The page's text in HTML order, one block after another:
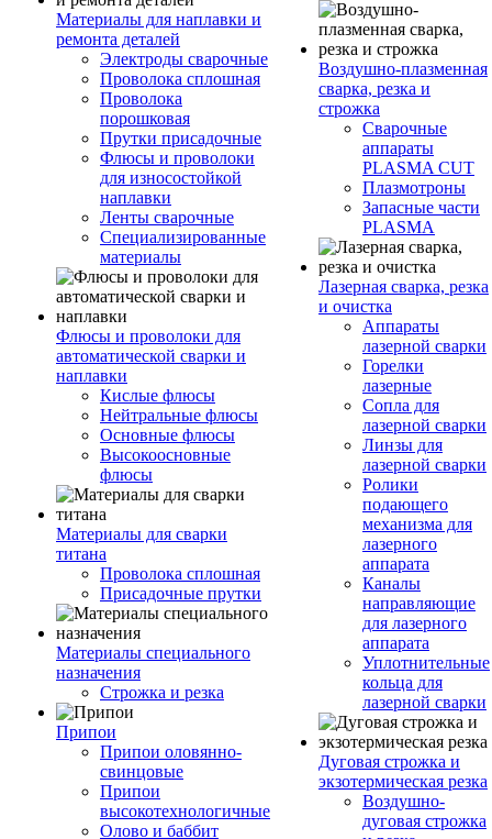
Материалы для наплавки и
ремонта деталей
Электроды сварочные
Проволока сплошная
Проволока
порошковая
Прутки присадочные
Флюсы и проволоки
для износостойкой
наплавки
Ленты сварочные
Специализированные
материалы
Флюсы и проволоки для
автоматической сварки и
наплавки
Кислые флюсы
Нейтральные флюсы
Основные флюсы
Высокоосновные
флюсы
Материалы для сварки
титана
Проволока сплошная
Присадочные прутки
Материалы специального
назначения
Строжка и резка
Припои
Припои оловянно-
свинцовые
Припои
высокотехнологичные
Олово и баббит
Воздушно-плазменная
сварка, резка и
строжка
Сварочные
аппараты
PLASMA CUT
Плазмотроны
Запасные части
PLASMA
Лазерная сварка, резка
и очистка
Аппараты
лазерной сварки
Горелки
лазерные
Сопла для
лазерной сварки
Линзы для
лазерной сварки
Ролики
подающего
механизма для
лазерного
аппарата
Каналы
направляющие
для лазерного
аппарата
Уплотнительные
кольца для
лазерной сварки
Дуговая строжка и
экзотермическая резка
Воздушно-
дуговая строжка